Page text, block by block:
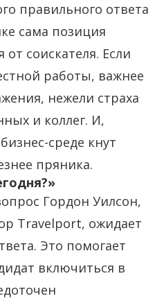
правильного ответа
сама позиция
соискателя. Если
работы, важнее
нежели страха
и коллег. И,
среде кнут
пряника.
Гордон Уилсон,
Travelport, ожидает
Это помогает
включиться в